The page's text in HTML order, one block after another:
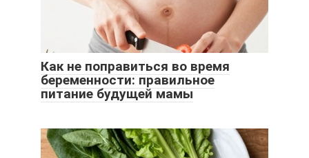
Как не поправиться во время
беременности: правильное
питание будущей мамы